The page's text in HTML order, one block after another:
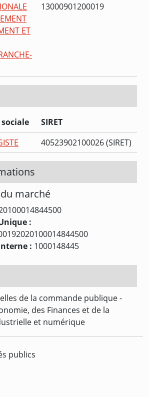
ET
13000901200019
SIRET
40523902100026 (SIRET)
marché
:
: 1000148445
de la commande publique -
des Finances et de la
et numérique
publics